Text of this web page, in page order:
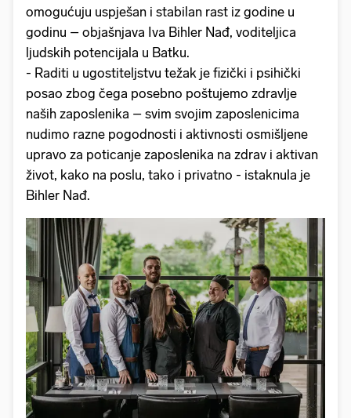
omogućuju uspješan i stabilan rast iz godine u
godinu – objašnjava Iva Bihler Nađ, voditeljica
ljudskih potencijala u Batku.
- Raditi u ugostiteljstvu težak je fizički i psihički
posao zbog čega posebno poštujemo zdravlje
naših zaposlenika – svim svojim zaposlenicima
nudimo razne pogodnosti i aktivnosti osmišljene
upravo za poticanje zaposlenika na zdrav i aktivan
život, kako na poslu, tako i privatno - istaknula je
Bihler Nađ.